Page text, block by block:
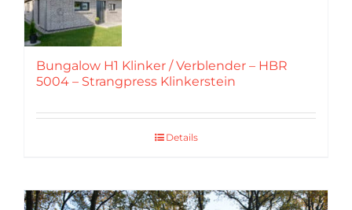
Insta
Whatsapp
Favoriten
Bungalow H1 Klinker / Verblender – HBR
5004 – Strangpress Klinkerstein
Details